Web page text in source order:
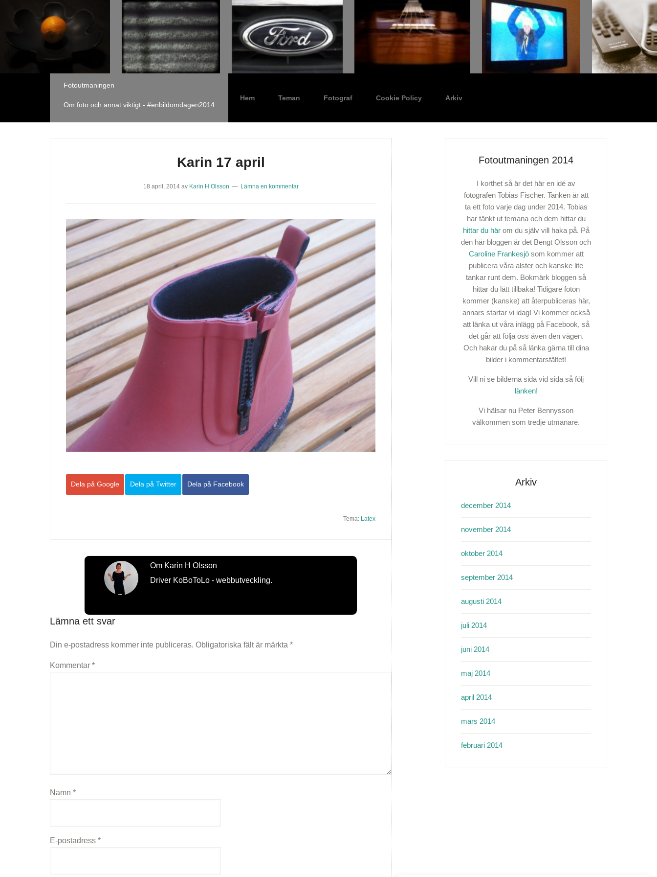
Fotoutmaningen
Om foto och annat viktigt - #enbildomdagen2014
Hem Teman Fotograf Cookie Policy Arkiv
Karin 17 april
18 april, 2014av Karin H Olsson Lämna en kommentar
Dela på Facebook
Dela på Twitter
Dela på Google
Tema: Latex
Om Karin H Olsson
Driver KoBoToLo - webbutveckling.
Lämna ett svar
Din e-postadress kommer inte publiceras. Obligatoriska fält är märkta *
Kommentar *
Namn *
E-postadress *
Fotoutmaningen 2014
I korthet så är det här en idé av
fotografen Tobias Fischer. Tanken är att
ta ett foto varje dag under 2014. Tobias
har tänkt ut temana och dem hittar du
hittar du härom du själv vill haka på. På
den här bloggen är det Bengt Olsson och
Caroline Frankesjösom kommer att
publicera våra alster och kanske lite
tankar runt dem. Bokmärk bloggen så
hittar du lätt tillbaka! Tidigare foton
kommer (kanske) att återpubliceras här,
annars startar vi idag! Vi kommer också
att länka ut våra inlägg på Facebook, så
det går att följa oss även den vägen.
Och hakar du på så länka gärna till dina
bilder i kommentarsfältet!
Vill ni se bilderna sida vid sida så följ
länken!
Vi hälsar nu Peter Bennysson
välkommen som tredje utmanare.
Arkiv
december 2014
november 2014
oktober 2014
september 2014
augusti 2014
juli 2014
juni 2014
maj 2014
april 2014
mars 2014
februari 2014